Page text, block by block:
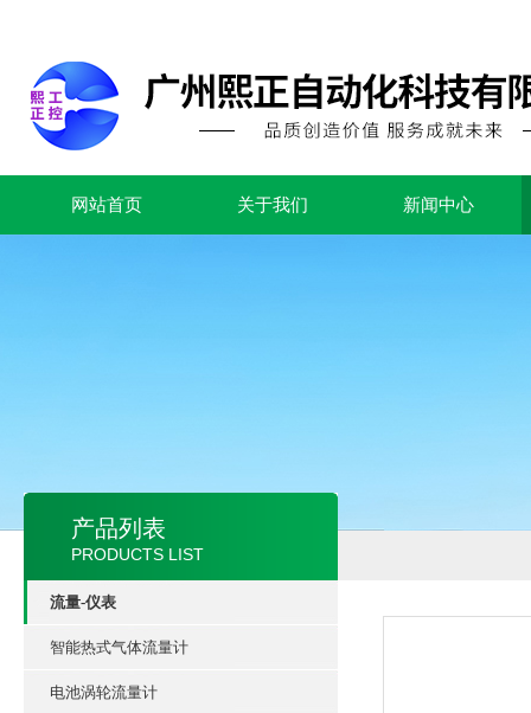
网站首页 关于我们 新闻中心
产品列表
PRODUCTS LIST
流量-仪表
智能热式气体流量计
电池涡轮流量计